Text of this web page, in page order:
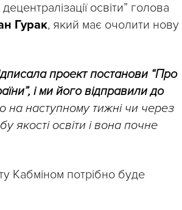
освіти” голова
Гурак, який має очолити нову
проект постанови “Про
і ми його відправили до
на наступному тижні чи через
освіти і вона почне
Кабміном потрібно буде